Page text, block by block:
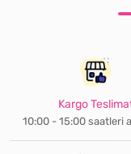
Kargo
10:00 - 15:00 saatleri